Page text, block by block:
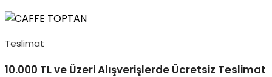
Teslimat
10.000 TL ve Üzeri Alışverişlerde Ücretsiz Teslimat